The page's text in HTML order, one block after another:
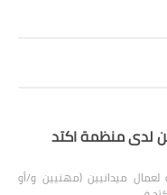
لدى منظمة اكتد
ميدانيين (مهنيين و/أو